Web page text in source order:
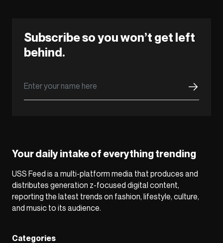
Subscribe so you won’t get left
behind.
Your daily intake of everything trending
USS Feed is a multi-platform media that produces and
distributes generation z-focused digital content,
reporting the latest trends on fashion, lifestyle, culture,
and music to its audience.
Categories